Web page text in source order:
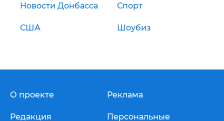
Новости Донбасса Спорт
США Шоубиз
О проекте
Редакция
Реклама
Персональные